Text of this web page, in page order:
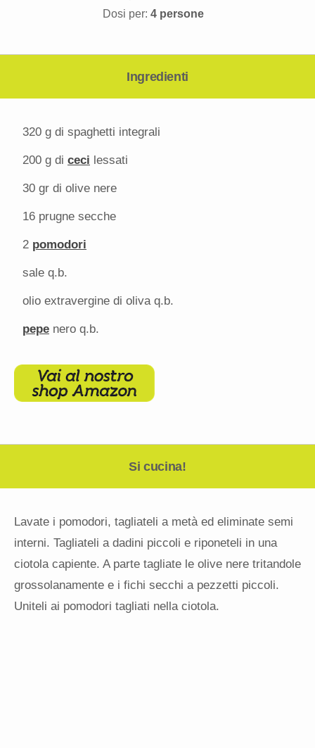
Dosi per: 4 persone
Ingredienti
320 g di spaghetti integrali
200 g di ceci lessati
30 gr di olive nere
16 prugne secche
2 pomodori
sale q.b.
olio extravergine di oliva q.b.
pepe nero q.b.
Si cucina!
Lavate i pomodori, tagliateli a metà ed eliminate semi
interni. Tagliateli a dadini piccoli e riponeteli in una
ciotola capiente. A parte tagliate le olive nere tritandole
grossolanamente e i fichi secchi a pezzetti piccoli.
Uniteli ai pomodori tagliati nella ciotola.